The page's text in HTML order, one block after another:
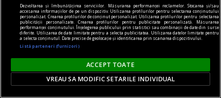
Dezvoltarea și îmbunătățirea serviciilor. Măsurarea performanței reclamelor. Stocarea și/sau
accesarea informațiilor de pe un dispozitiv. Utilizarea profilurilor pentru selectarea conținutului
personalizat. Crearea profilurilor de conținut personalizat. Utilizarea profilurilor pentru selectarea
publicității personalizate. Crearea profilurilor pentru publicitate personalizată. Măsurarea
performanței conținutului. Înțelegerea publicului prin statistici sau combinații de date din surse
diferite. Utilizarea de date limitate pentru a selecta publicitatea. Utilizarea datelor limitate pentru
a selecta conținutul. Date precise de geolocație și identificarea prin scanarea dispozitivului.
Listă parteneri (furnizori)
ACCEPT TOATE
VREAU SA MODIFIC SETARILE INDIVIDUAL